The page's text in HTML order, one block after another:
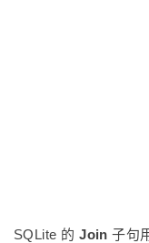
SQLite 的Join 子句